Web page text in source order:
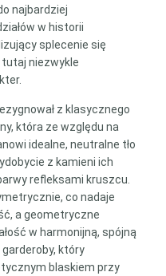
najbardziej
w historii
splecenie się
tutaj niezwykle
z klasycznego
która ze względu na
idealne, neutralne tło
z kamieni ich
refleksami kruszcu.
co nadaje
a geometryczne
w harmonijną, spójną
który
blaskiem przy